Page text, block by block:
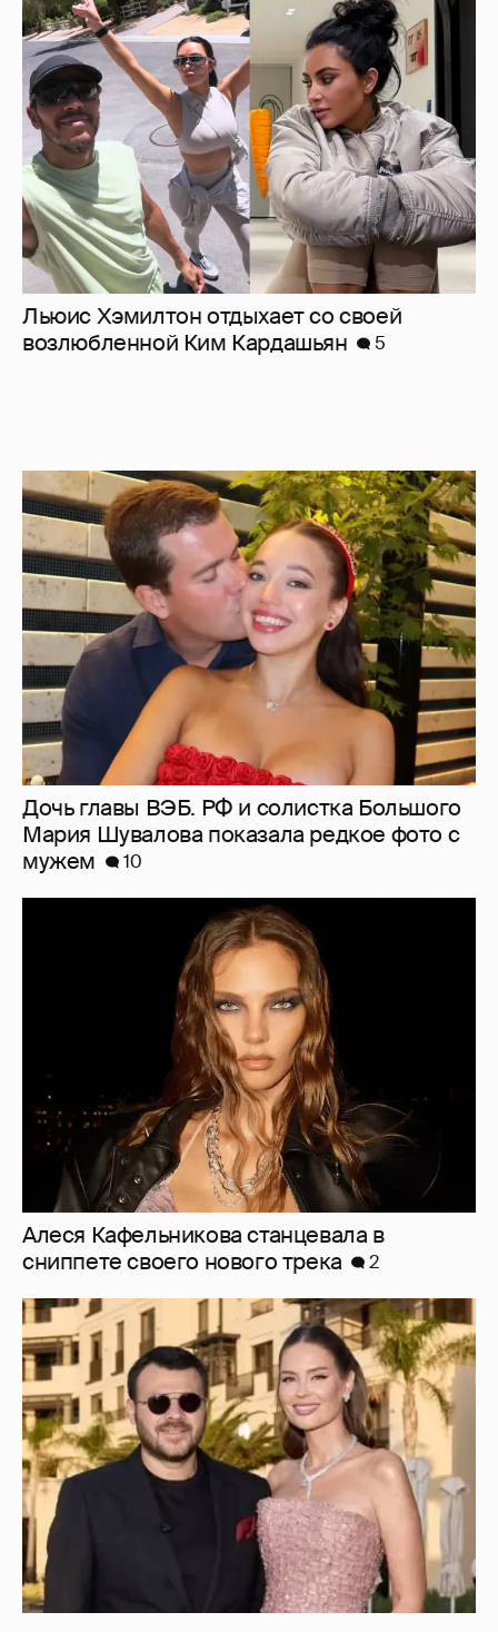
Льюис Хэмилтон отдыхает со своей
возлюбленной Ким Кардашьян
5
Дочь главы ВЭБ. РФ и солистка Большого
Мария Шувалова показала редкое фото с
мужем
10
Алеся Кафельникова станцевала в
сниппете своего нового трека
2
"Я твой подарок". Эмин Агаларов
поздравил с днём рождения жену Алёну